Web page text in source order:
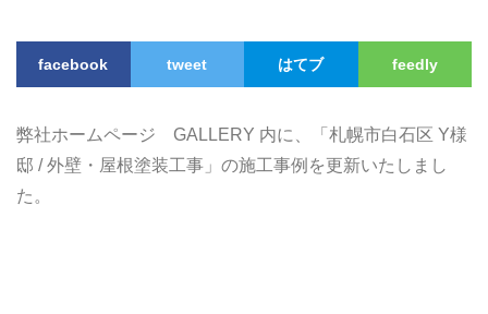
facebook tweet はてブ feedly
弊社ホームページ GALLERY 内に、「札幌市白石区 Y様
邸 / 外壁・屋根塗装工事」の施工事例を更新いたしまし
た。